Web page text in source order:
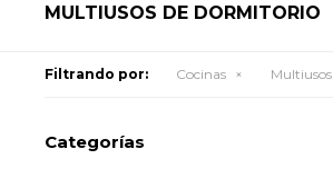
MULTIUSOS DE DORMITORIO
Filtrando por: Cocinas Multiusos
Categorías